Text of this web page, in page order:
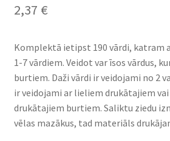
2,37 €
Komplektā ietipst 190 vārdi, katram
1-7 vārdiem. Veidot var īsos vārdus,
burtiem. Daži vārdi ir veidojami no 2
ir veidojami ar lieliem drukātajiem
drukātajiem burtiem. Saliktu ziedu
vēlas mazākus, tad materiāls